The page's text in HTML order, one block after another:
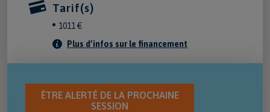
Tarif(s)
1011 €
Plus d’infos sur le financement
ÊTRE ALERTÉ DE LA PROCHAINE
SESSION